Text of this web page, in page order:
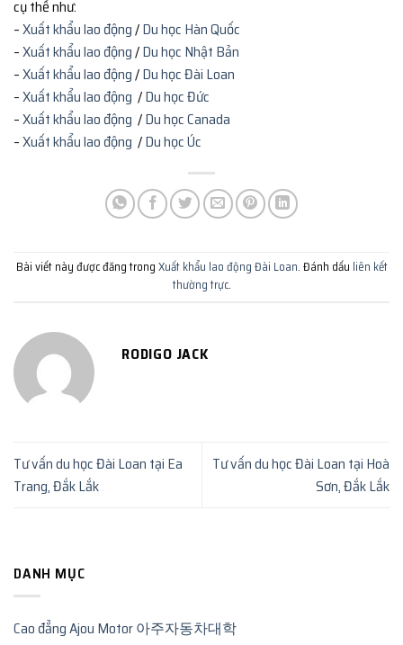
cụ thể như:
–Xuất khẩu lao động/Du học Hàn Quốc
–Xuất khẩu lao động/Du học Nhật Bản
–Xuất khẩu lao động/Du học Đài Loan
–Xuất khẩu lao động /Du học Đức
–Xuất khẩu lao động /Du học Canada
–Xuất khẩu lao động /Du học Úc
Bài viết này được đăng trongXuất khẩu lao động Đài Loan. Đánh dấu liên kết
thường trực.
RODIGO JACK
Tư vấn du học Đài Loan tại Ea
Trang, Đắk Lắk
Tư vấn du học Đài Loan tại Hoà
Sơn, Đắk Lắk
DANH MỤC
Cao đẳng Ajou Motor 아주자동차대학